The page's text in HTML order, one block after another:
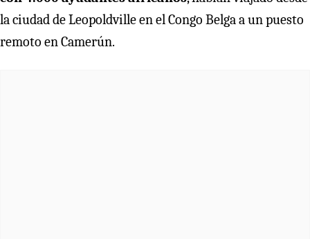
la ciudad de Leopoldville en el Congo Belga a un puesto
remoto en Camerún.